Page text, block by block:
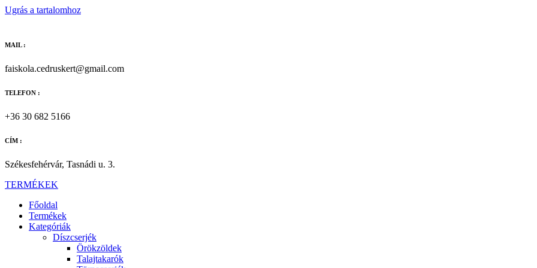
Ugrás a tartalomhoz
MAIL :
faiskola.cedruskert@gmail.com
TELEFON :
+36 30 682 5166
CÍM :
Székesfehérvár, Tasnádi u. 3.
TERMÉKEK
Főoldal
Termékek
Kategóriák
Díszcserjék
Örökzöldek
Talajtakarók